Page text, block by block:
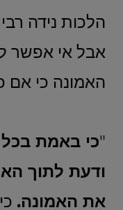
הלכות נידה
אבל אי אפשר
האמונה כי אם
"כי באמת
ודעת לתוך
את האמונה.